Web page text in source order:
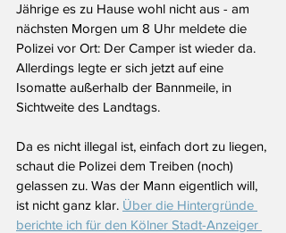
Jährige es zu Hause wohl nicht aus - am
nächsten Morgen um 8 Uhr meldete die
Polizei vor Ort: Der Camper ist wieder da.
Allerdings legte er sich jetzt auf eine
Isomatte außerhalb der Bannmeile, in
Sichtweite des Landtags.
Da es nicht illegal ist, einfach dort zu liegen,
schaut die Polizei dem Treiben (noch)
gelassen zu. Was der Mann eigentlich will,
ist nicht ganz klar. Über die Hintergründe
berichte ich für den Kölner Stadt-Anzeiger